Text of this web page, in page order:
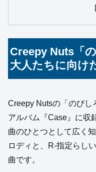
Creepy Nuts「
大人たちに向け
Creepy Nutsの「のびし
アルバム『Case』に収
曲のひとつとして広く
ロディと、R-指定らし
曲です。